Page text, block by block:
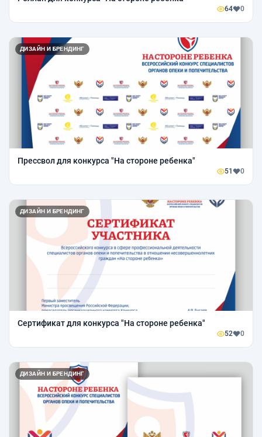
64 0
ДИЗАЙН И БРЕНДИНГ
Прессвол для конкурса "На стороне ребенка"
51 0
ДИЗАЙН И БРЕНДИНГ
Сертификат для конкурса "На стороне ребенка"
52 0
ДИЗАЙН И БРЕНДИНГ